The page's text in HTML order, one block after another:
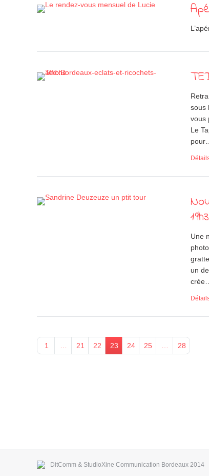
sous
vous
Le
pour…
Une
un
crée…
1 21 22 23 24 25 28
DitComm & StudioXine Communication Bordeaux 2014